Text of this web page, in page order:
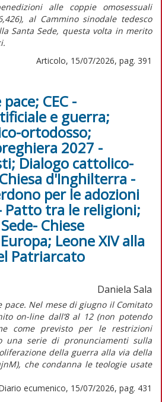
alle coppie omosessuali
al Cammino sinodale tedesco
Santa Sede, questa volta in merito
Articolo, 15/07/2026, pag. 391
CEC -
e guerra;
ortodosso;
2027 -
Dialogo cattolico-
d'Inghilterra -
per le adozioni
Patto tra le religioni;
Chiese
Leone XIV alla
Patriarcato
Daniela Sala
pace. Nel mese di giugno il Comitato
on-line dall’8 al 12 (non potendo
come previsto per le restrizioni
una serie di pronunciamenti sulla
della guerra alla via della
che condanna le teologie usate
ecumenico, 15/07/2026, pag. 431